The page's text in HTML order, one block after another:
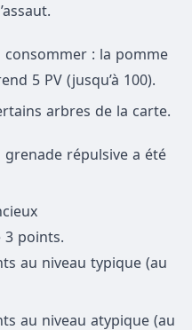
consommer : la pomme
5 PV (jusqu’à 100).
arbres de la carte.
grenade répulsive a été
3 points.
au niveau typique (au
au niveau atypique (au